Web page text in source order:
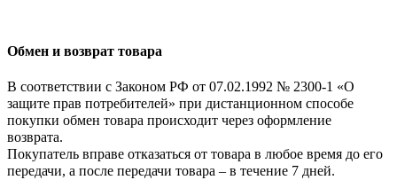
Обмен и возврат товара
В соответствии с Законом РФ от 07.02.1992 № 2300-1 «О
защите прав потребителей» при дистанционном способе
покупки обмен товара происходит через оформление
возврата.
Покупатель вправе отказаться от товара в любое время до его
передачи, а после передачи товара – в течение 7 дней.